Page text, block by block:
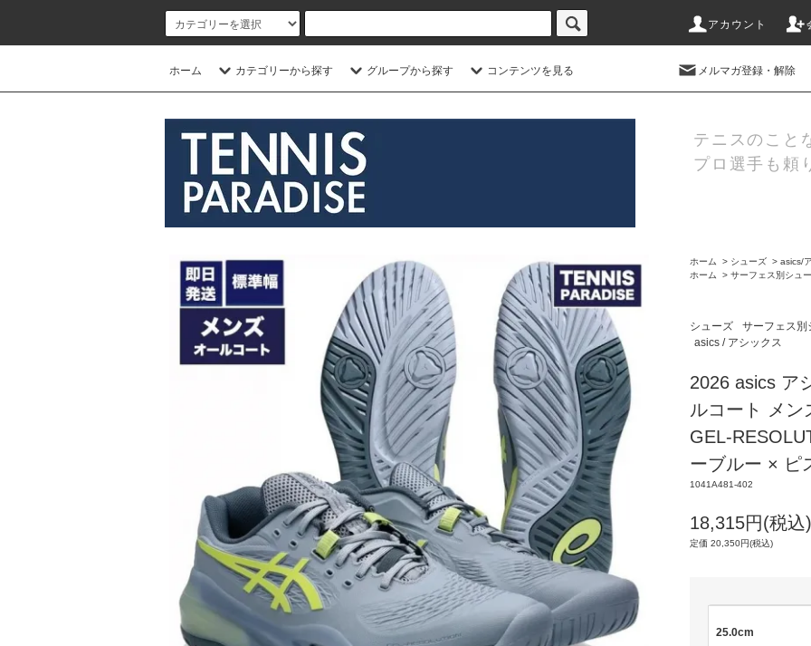
アカウント
ホーム カテゴリーから探す グループから探す コンテンツを見る メルマガ登録・解除
テニスのこと
プロ選手も頼
ホーム > シューズ > asics/
ホーム
> サーフェス別シュ
シューズ
サーフェス別
asics / アシックス
2026 asics ア
ルコート メン
GEL-
ーブルー × ピ
1041A481-402
18,315円(税込)
定価 20,350円(税込)
25.0cm